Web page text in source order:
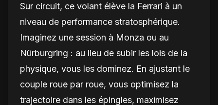
Sur circuit, ce volant élève la Ferrari à un
niveau de performance stratosphérique.
Imaginez une session à Monza ou au
Nürburgring : au lieu de subir les lois de la
physique, vous les dominez. En ajustant le
couple roue par roue, vous optimisez la
trajectoire dans les épingles, maximisez